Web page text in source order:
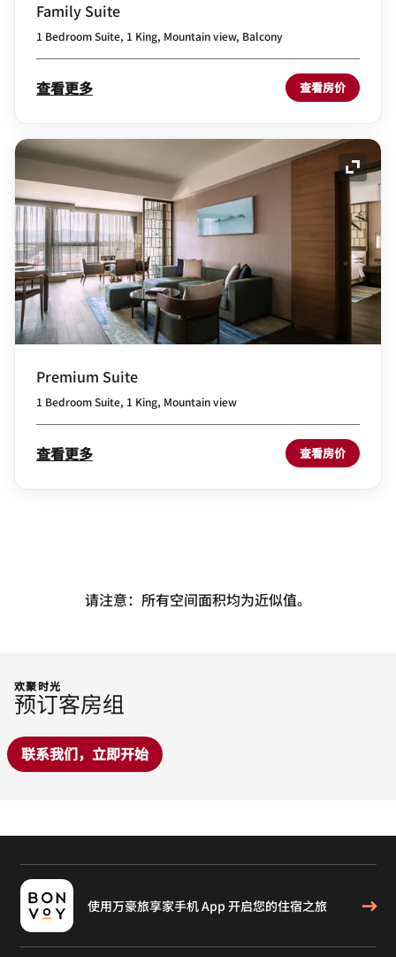
Family Suite
1 Bedroom Suite, 1 King, Mountain view, Balcony
查看更多 查看房价
展开
Premium Suite
1 Bedroom Suite, 1 King, Mountain view
查看更多 查看房价
请注意：所有空间面积均为近似值。
欢聚时光
预订客房组
联系我们，立即开始
使用万豪旅享家手机 App 开启您的住宿之旅